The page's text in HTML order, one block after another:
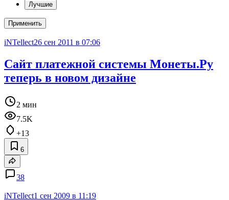
Лучшие
Применить
iNTellect26 сен 2011 в 07:06
Сайт платежной системы Монеты.Ру
теперь в новом дизайне
2 мин
7.5K
+13
6
38
iNTellect1 сен 2009 в 11:19